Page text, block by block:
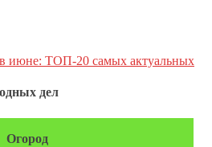
июне: ТОП-20 самых актуальных
дел
Огород